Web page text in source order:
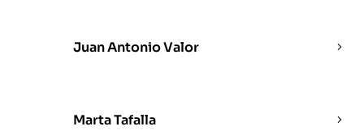
Juan Antonio Valor
Marta Tafalla